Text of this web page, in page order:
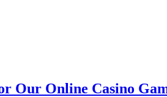
Our Online Casino